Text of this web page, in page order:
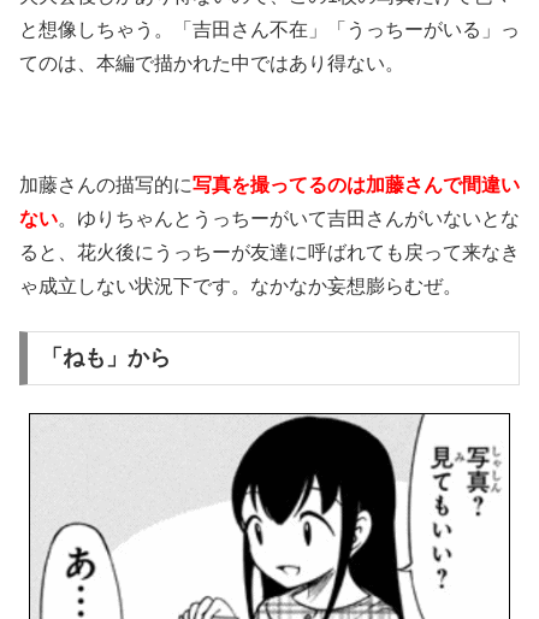
と想像しちゃう。「吉田さん不在」「うっちーがいる」っ
てのは、本編で描かれた中ではあり得ない。
加藤さんの描写的に写真を撮ってるのは加藤さんで間違い
ない。ゆりちゃんとうっちーがいて吉田さんがいないとな
ると、花火後にうっちーが友達に呼ばれても戻って来なき
ゃ成立しない状況下です。なかなか妄想膨らむぜ。
「ねも」から